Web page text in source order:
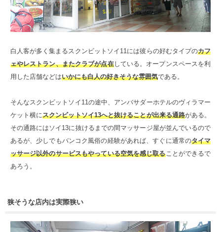
白人客が多く集まるスクンビットソイ11には彼らの好むタイプのカフ
ェやレストラン、またクラブが点在している。オープンスペースを利
用した店舗などはいかにも白人の好きそうな雰囲気である。
そんなスクンビットソイ11の途中、アンバサダーホテルのヴィラマー
ケット横にスクンビットソイ13へと抜けることが出来る通路がある。
その通路にはソイ13に抜けるまでの間マッサージ屋が並んでいるので
あるが、少しでもバンコク風俗の経験があれば、すぐに通常のタイマ
ッサージ以外のサービスもやっている空気を感じ取ることができるで
あろう。
狭そうな店内は実際狭い